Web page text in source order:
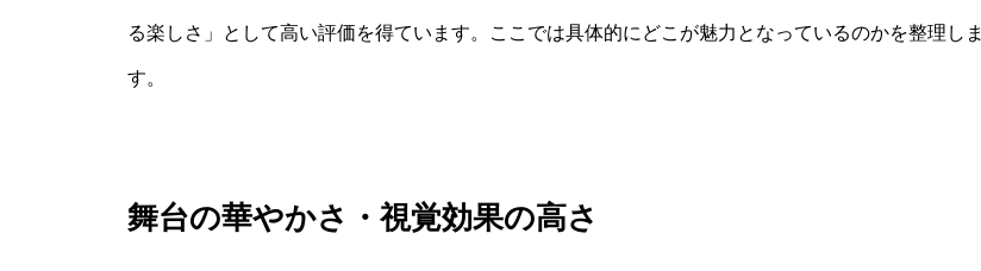
る楽しさ」として高い評価を得ています。ここでは具体的にどこが魅力となっているのかを整理しま
す。
舞台の華やかさ・視覚効果の高さ